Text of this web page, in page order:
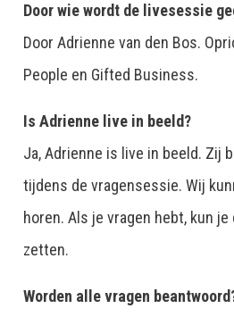
Door wie wordt de livesessie
Door Adrienne van den Bos.
People en Gifted Business.
Is Adrienne live in beeld?
Ja, Adrienne is live in beeld. Zij
tijdens de vragensessie. Wij
horen. Als je vragen hebt, kun
zetten.
Worden alle vragen